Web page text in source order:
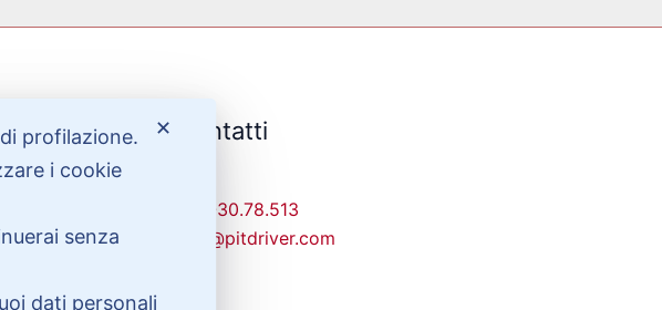
Contatti
329-30.78.513
info@pitdriver.com
✕
profilazione.
i cookie
senza
dati personali